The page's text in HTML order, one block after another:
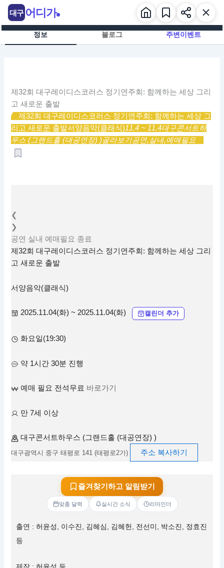
츠
정보 블로그 주변이벤트
제32회 대구레이디스코러스 정기연주회: 함께하는 세상 그리
고 새로운 출발
제32회 대구레이디스코러스 정기연주회: 함께하는 세상 그
리고 새로운 출발서양음악(클래식)11.4 ~ 11.4대구콘서트하
우스 (그랜드홀 (대공연장) )골라보기공연,실내,예매필요
❮
❯
공연 실내 예매필요 종료
제32회 대구레이디스코러스 정기연주회: 함께하는 세상 그리
고 새로운 출발
서양음악(클래식)
2025.11.04(화) ~ 2025.11.04(화) 캘린더 추가
화요일(19:30)
약 1시간 30분 진행
예매 필요 전석무료 바로가기
만 7세 이상
대구콘서트하우스 (그랜드홀 (대공연장) )
대구광역시 중구 태평로 141 (태평로2가) 주소 복사하기
즐겨찾기하고 알림받기
맞춤 달력 실시간 소식 리마인더
출연 : 허윤성, 이수진, 김혜심, 김혜헌, 전선미, 박소진, 정효진
등
대구 어디가